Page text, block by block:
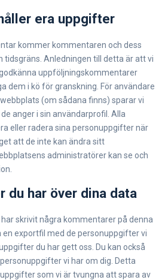
era uppgifter
kommer kommentaren och dess
Anledningen till detta är att vi
uppföljningskommentarer
dem i kö för granskning. För användare
(om sådana finns) sparar vi
anger i sin användarprofil. Alla
eller radera sina personuppgifter när
att de inte kan ändra sitt
administratörer kan se och
du har över dina data
skrivit några kommentarer på denna
en exportfil med de personuppgifter vi
du har gett oss. Du kan också
vi har om dig. Detta
som vi är tvungna att spara av